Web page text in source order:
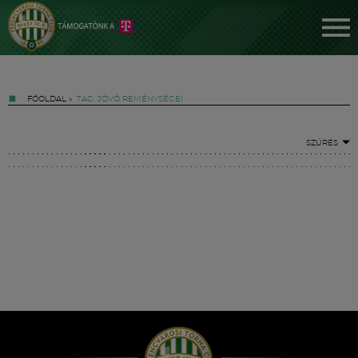
FŐOLDAL » TAG: JÖVŐ REMÉNYSÉGEI
SZŰRÉS
Hírek